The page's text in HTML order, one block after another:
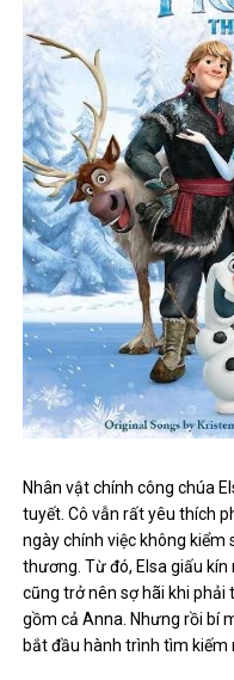
Nhân vật chính công chúa
tuyết. Cô vẫn rất yêu thích
ngày chính việc không
thương. Từ đó, Elsa giấu
cũng trở nên sợ hãi khi phải
gồm cả Anna. Nhưng rồi bí
bắt đầu hành trình tìm kiếm